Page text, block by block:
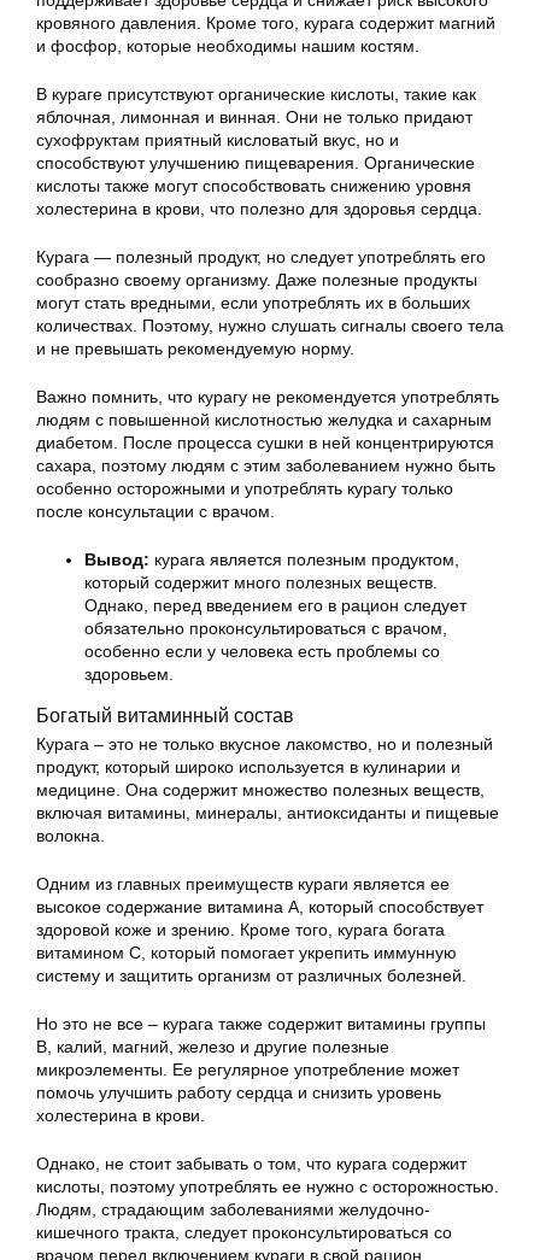
кровяного давления. Кроме того, курага содержит магний
и фосфор, которые необходимы нашим костям.
В кураге присутствуют органические кислоты, такие как
яблочная, лимонная и винная. Они не только придают
сухофруктам приятный кисловатый вкус, но и
способствуют улучшению пищеварения. Органические
кислоты также могут способствовать снижению уровня
холестерина в крови, что полезно для здоровья сердца.
Курага — полезный продукт, но следует употреблять его
сообразно своему организму. Даже полезные продукты
могут стать вредными, если употреблять их в больших
количествах. Поэтому, нужно слушать сигналы своего тела
и не превышать рекомендуемую норму.
Важно помнить, что курагу не рекомендуется употреблять
людям с повышенной кислотностью желудка и сахарным
диабетом. После процесса сушки в ней концентрируются
сахара, поэтому людям с этим заболеванием нужно быть
особенно осторожными и употреблять курагу только
после консультации с врачом.
Вывод: курага является полезным продуктом,
который содержит много полезных веществ.
Однако, перед введением его в рацион следует
обязательно проконсультироваться с врачом,
особенно если у человека есть проблемы со
здоровьем.
Богатый витаминный состав
Курага – это не только вкусное лакомство, но и полезный
продукт, который широко используется в кулинарии и
медицине. Она содержит множество полезных веществ,
включая витамины, минералы, антиоксиданты и пищевые
волокна.
Одним из главных преимуществ кураги является ее
высокое содержание витамина А, который способствует
здоровой коже и зрению. Кроме того, курага богата
витамином С, который помогает укрепить иммунную
систему и защитить организм от различных болезней.
Но это не все – курага также содержит витамины группы
В, калий, магний, железо и другие полезные
микроэлементы. Ее регулярное употребление может
помочь улучшить работу сердца и снизить уровень
холестерина в крови.
Однако, не стоит забывать о том, что курага содержит
кислоты, поэтому употреблять ее нужно с осторожностью.
Людям, страдающим заболеваниями желудочно-
кишечного тракта, следует проконсультироваться со
врачом перед включением кураги в свой рацион.